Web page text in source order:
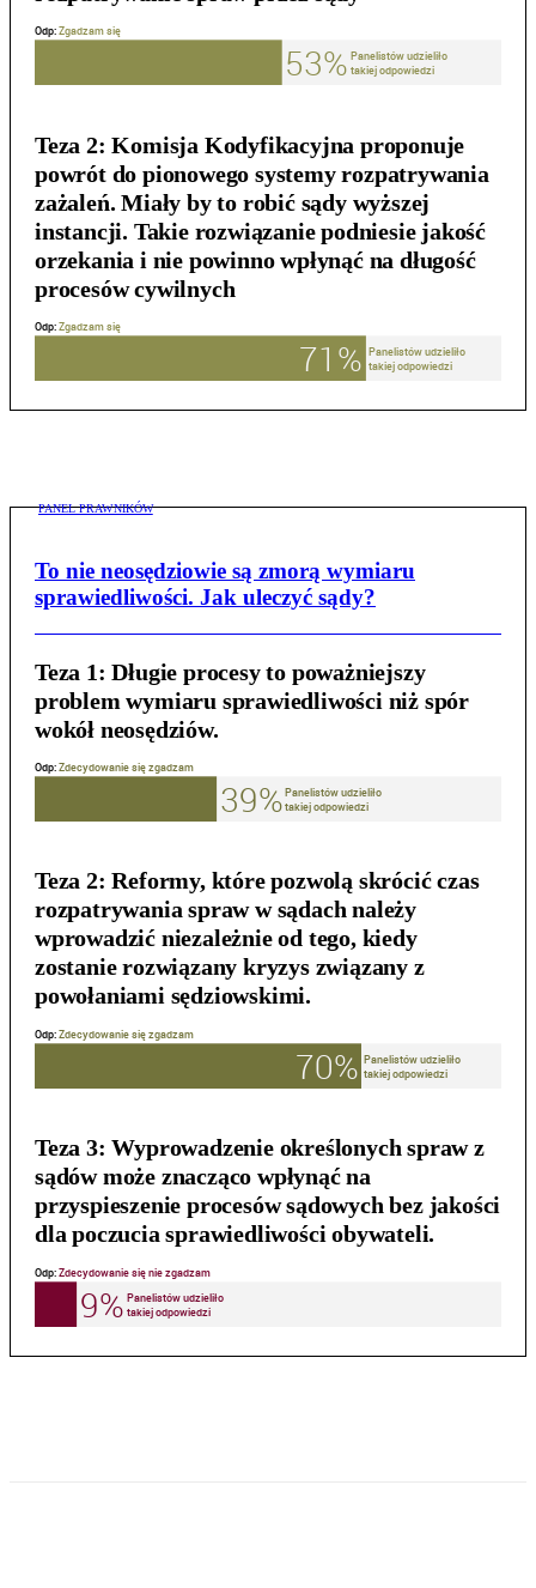
Teza 2: Komisja Kodyfikacyjna proponuje
powrót do pionowego systemy rozpatrywania
zażaleń. Miały by to robić sądy wyższej
instancji. Takie rozwiązanie podniesie jakość
orzekania i nie powinno wpłynąć na długość
procesów cywilnych
PANEL PRAWNIKÓW
To nie neosędziowie są zmorą wymiaru
sprawiedliwości. Jak uleczyć sądy?
Teza 1: Długie procesy to poważniejszy
problem wymiaru sprawiedliwości niż spór
wokół neosędziów.
Teza 2: Reformy, które pozwolą skrócić czas
rozpatrywania spraw w sądach należy
wprowadzić niezależnie od tego, kiedy
zostanie rozwiązany kryzys związany z
powołaniami sędziowskimi.
Teza 3: Wyprowadzenie określonych spraw z
sądów może znacząco wpłynąć na
przyspieszenie procesów sądowych bez jakości
dla poczucia sprawiedliwości obywateli.